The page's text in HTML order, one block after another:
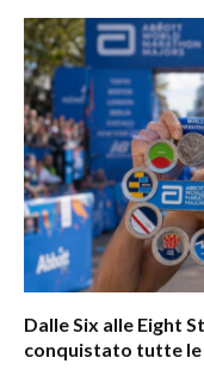
Dalle Six alle Eight
conquistato tutte